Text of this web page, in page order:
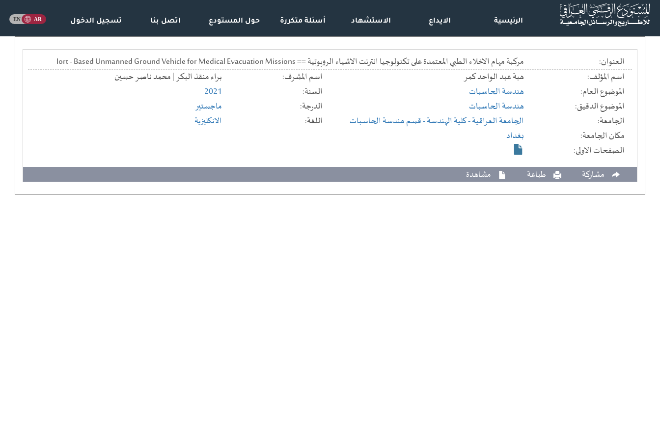
الرئيسية الايداع الاستشهاد أسئلة متكررة حول المستودع اتصل بنا تسجيل الدخول
العنوان:
مركبة مهام الاخلاء الطبي المعتمدة على تكنولوجيا انترنت الاشياء الروبوتية == Iort - Based Unmanned Ground Vehicle for Medical Evacuation Missions
اسم المؤلف:
هبة عبد الواحد كمر اسم المشرف:
براء منقذ البكر | محمد ناصر حسين
الموضوع العام:
هندسة الحاسبات السنة:
2021
الموضوع الدقيق:
هندسة الحاسبات الدرجة:
ماجستير
الجامعة:
الجامعة العراقية- كلية الهندسة- قسم هندسة الحاسبات اللغة:
الانكليزية
مكان الجامعة:
بغداد
الصفحات الاولى:
مشاركة
طباعة مشاهدة